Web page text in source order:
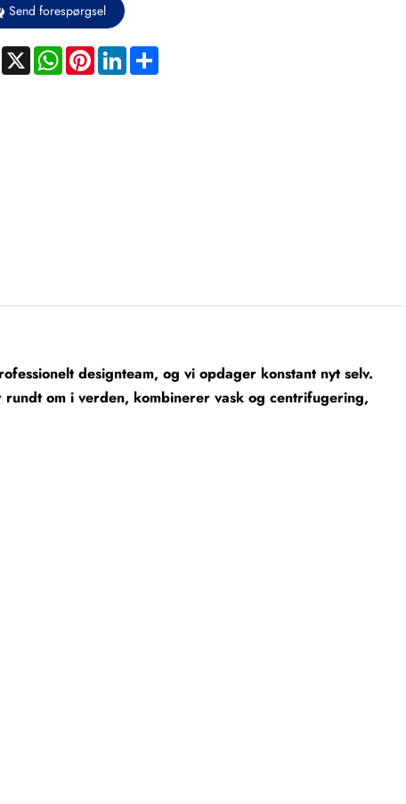
Send forespørgsel
X WhatsApp
PinterestLinkedInShare
designteam, og vi opdager konstant nyt selv.
om i verden, kombinerer vask og centrifugering,